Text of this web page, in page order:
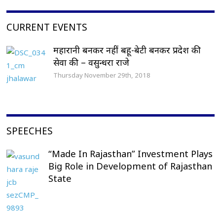
CURRENT EVENTS
महारानी बनकर नहीं बहू-बेटी बनकर प्रदेश की
सेवा की – वसुन्धरा राजे
Thursday November 29th, 2018
SPEECHES
“Made In Rajasthan” Investment Plays
Big Role in Development of Rajasthan
State